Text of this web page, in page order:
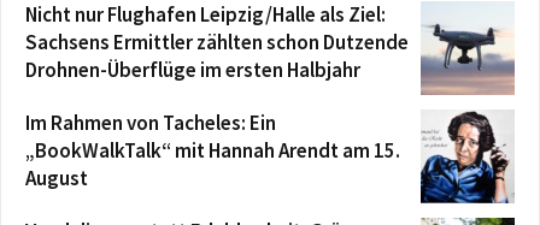
Nicht nur Flughafen Leipzig/Halle als Ziel:
Sachsens Ermittler zählten schon Dutzende
Drohnen-Überflüge im ersten Halbjahr
Im Rahmen von Tacheles: Ein
„BookWalkTalk“ mit Hannah Arendt am 15.
August